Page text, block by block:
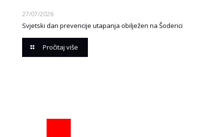
27/07/2026
Svjetski dan prevencije utapanja obilježen na Šoderici
Pročitaj više